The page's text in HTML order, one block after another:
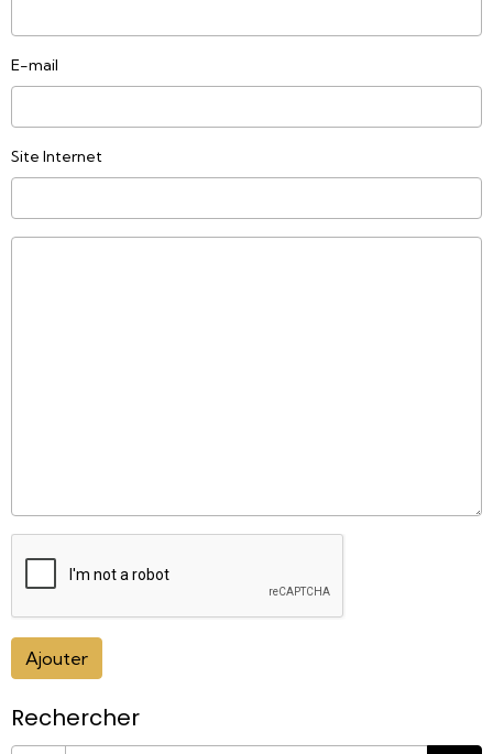
E-mail
Site Internet
Ajouter
Rechercher